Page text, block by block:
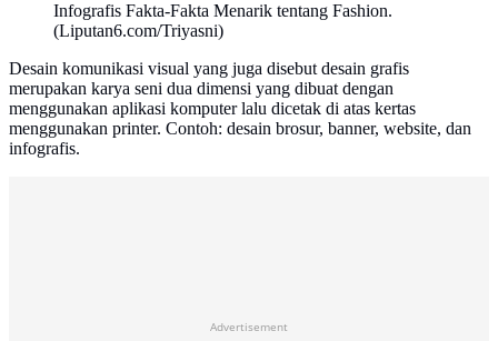
Infografis Fakta-Fakta Menarik tentang Fashion.
(Liputan6.com/Triyasni)
Desain komunikasi visual yang juga disebut desain grafis
merupakan karya seni dua dimensi yang dibuat dengan
menggunakan aplikasi komputer lalu dicetak di atas kertas
menggunakan printer. Contoh: desain brosur, banner, website, dan
infografis.
Advertisement